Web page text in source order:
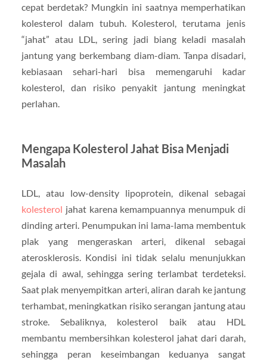
cepat berdetak? Mungkin ini saatnya memperhatikan
kolesterol dalam tubuh. Kolesterol, terutama jenis
“jahat” atau LDL, sering jadi biang keladi masalah
jantung yang berkembang diam-diam. Tanpa disadari,
kebiasaan sehari-hari bisa memengaruhi kadar
kolesterol, dan risiko penyakit jantung meningkat
perlahan.
Mengapa Kolesterol Jahat Bisa Menjadi
Masalah
LDL, atau low-density lipoprotein, dikenal sebagai
kolesterol jahat karena kemampuannya menumpuk di
dinding arteri. Penumpukan ini lama-lama membentuk
plak yang mengeraskan arteri, dikenal sebagai
aterosklerosis. Kondisi ini tidak selalu menunjukkan
gejala di awal, sehingga sering terlambat terdeteksi.
Saat plak menyempitkan arteri, aliran darah ke jantung
terhambat, meningkatkan risiko serangan jantung atau
stroke. Sebaliknya, kolesterol baik atau HDL
membantu membersihkan kolesterol jahat dari darah,
sehingga peran keseimbangan keduanya sangat